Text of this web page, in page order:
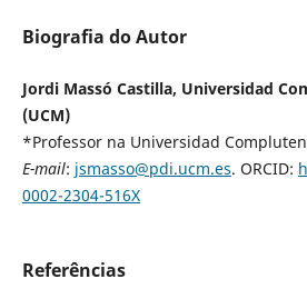
Biografia do Autor
Jordi Massó Castilla, Universidad
(UCM)
*Professor na Universidad
E-mail: jsmasso@pdi.ucm.es. ORCID:
0002-2304-516X
Referências